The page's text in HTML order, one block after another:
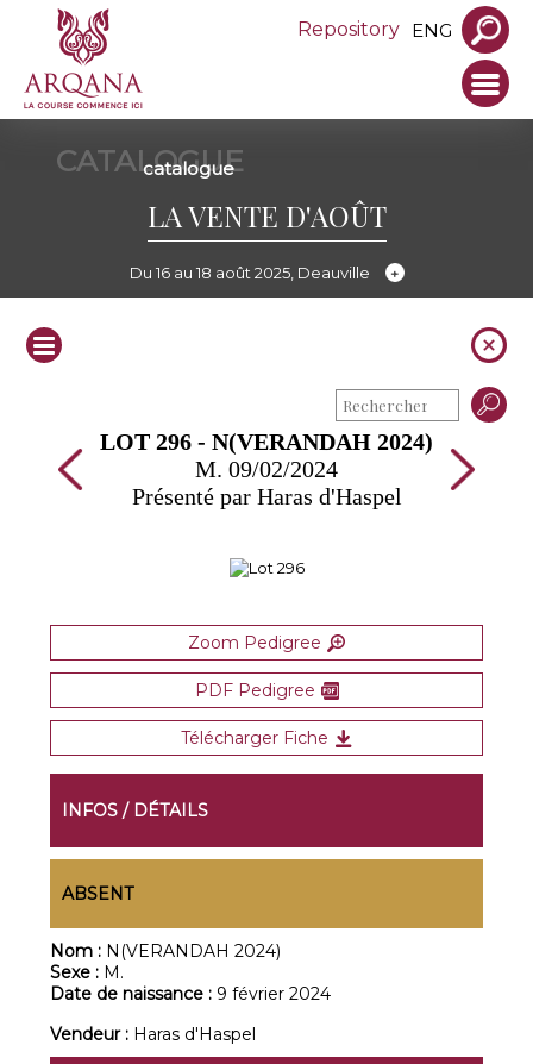
Repository ENG
CATALOGUE
catalogue
LA VENTE D'AOÛT
Du 16 au 18 août 2025, Deauville
LOT 296 - N(VERANDAH 2024)
M. 09/02/2024
Présenté par Haras d'Haspel
Zoom Pedigree
PDF Pedigree
Télécharger Fiche
INFOS / DÉTAILS
ABSENT
Nom : N(VERANDAH 2024)
Sexe : M.
Date de naissance : 9 février 2024
Vendeur : Haras d'Haspel